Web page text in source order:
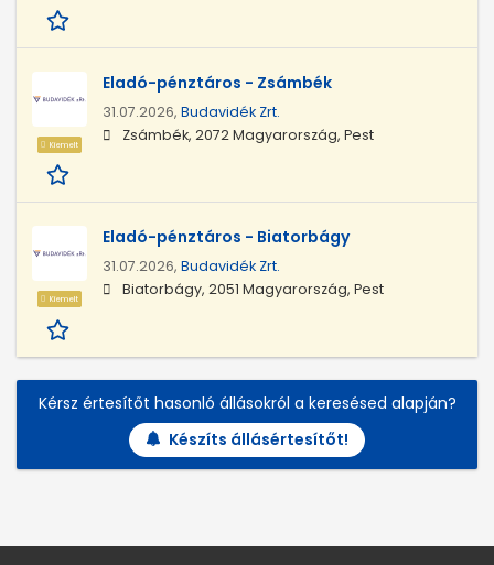
Kiemelt
Eladó-pénztáros - Zsámbék
31.07.2026, Budavidék Zrt.
Zsámbék, 2072 Magyarország, Pest
Kiemelt
Eladó-pénztáros - Biatorbágy
31.07.2026, Budavidék Zrt.
Biatorbágy, 2051 Magyarország, Pest
Kérsz értesítőt hasonló állásokról a keresésed alapján?
Készíts állásértesítőt!